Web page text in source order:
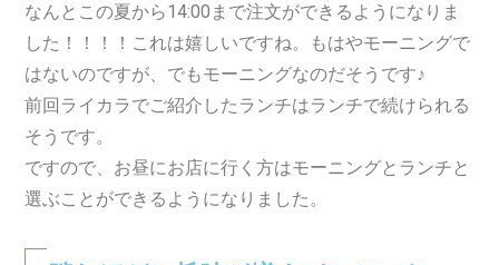
なんとこの夏から14:00まで注文ができるようになりま
した！！！！これは嬉しいですね。もはやモーニングで
はないのですが、でもモーニングなのだそうです♪
前回ライカラでご紹介したランチはランチで続けられる
そうです。
ですので、お昼にお店に行く方はモーニングとランチと
選ぶことができるようになりました。